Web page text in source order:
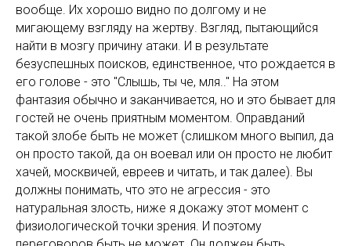
вообще. Их хорошо видно по долгому и не
мигающему взгляду на жертву. Взгляд, пытающийся
найти в мозгу причину атаки. И в результате
безуспешных поисков, единственное, что рождается в
его голове - это "Слышь, ты че, мля.." На этом
фантазия обычно и заканчивается, но и это бывает для
гостей не очень приятным моментом. Оправданий
такой злобе быть не может (слишком много выпил, да
он просто такой, да он воевал или он просто не любит
хачей, москвичей, евреев и читать, и так далее). Вы
должны понимать, что это не агрессия - это
натуральная злость, ниже я докажу этот момент с
физиологической точки зрения. И поэтому